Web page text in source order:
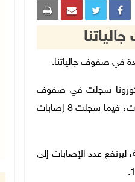
كورونا سجلت في صفوف
الجالية للطبيب خليل نزال، أمين سر حركة فتح في بولندا، ليرتفع عدد حالات الوفاة إلى 3 حالات، فيما سجلت 8 إصابات
ليرتفع عدد الإصابات إلى